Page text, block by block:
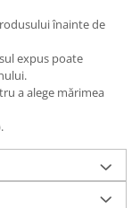
înainte de
expus poate
a alege mărimea